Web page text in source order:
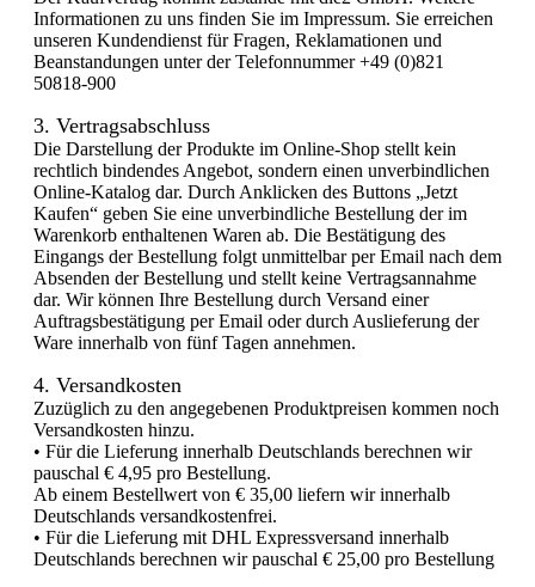
Informationen zu uns finden Sie im Impressum. Sie erreichen
unseren Kundendienst für Fragen, Reklamationen und
Beanstandungen unter der Telefonnummer +49 (0)821
50818-900
3. Vertragsabschluss
Die Darstellung der Produkte im Online-Shop stellt kein
rechtlich bindendes Angebot, sondern einen unverbindlichen
Online-Katalog dar. Durch Anklicken des Buttons „Jetzt
Kaufen“ geben Sie eine unverbindliche Bestellung der im
Warenkorb enthaltenen Waren ab. Die Bestätigung des
Eingangs der Bestellung folgt unmittelbar per Email nach dem
Absenden der Bestellung und stellt keine Vertragsannahme
dar. Wir können Ihre Bestellung durch Versand einer
Auftragsbestätigung per Email oder durch Auslieferung der
Ware innerhalb von fünf Tagen annehmen.
4. Versandkosten
Zuzüglich zu den angegebenen Produktpreisen kommen noch
Versandkosten hinzu.
• Für die Lieferung innerhalb Deutschlands berechnen wir
pauschal € 4,95 pro Bestellung.
Ab einem Bestellwert von € 35,00 liefern wir innerhalb
Deutschlands versandkostenfrei.
• Für die Lieferung mit DHL Expressversand innerhalb
Deutschlands berechnen wir pauschal € 25,00 pro Bestellung